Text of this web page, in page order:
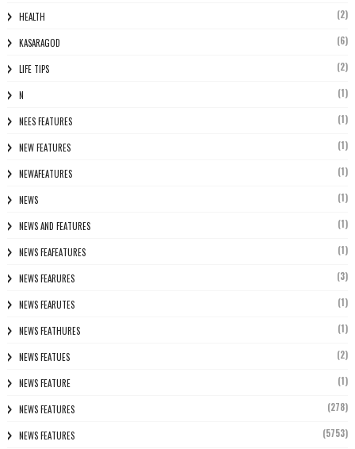
HEALTH (2)
KASARAGOD (6)
LIFE TIPS (2)
N (1)
NEES FEATURES (1)
NEW FEATURES (1)
NEWAFEATURES (1)
NEWS (1)
NEWS AND FEATURES (1)
NEWS FEAFEATURES (1)
NEWS FEARURES (3)
NEWS FEARUTES (1)
NEWS FEATHURES (1)
NEWS FEATUES (2)
NEWS FEATURE (1)
NEWS FEATURES (278)
NEWS FEATURES (5753)